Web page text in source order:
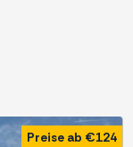
Preise ab €124